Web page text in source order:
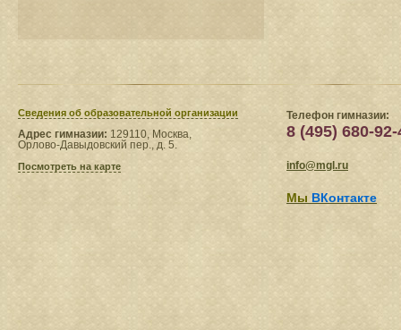
Сведения​ об образовательной организации
Адрес гимназии: 129110, Москва,
Орлово-Давыдовский пер., д. 5.
Посмотреть на карте
Телефон гимназии:
8 (495) 680-92-
info@mgl.ru
Мы ВКонтакте